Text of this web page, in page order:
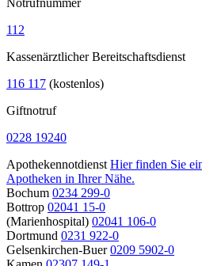
112
Kassenärztlicher Bereitschaftsdienst
116 117 (kostenlos)
Giftnotruf
0228 19240
Apothekennotdienst Hier finden Sie
Apotheken in Ihrer Nähe.
Bochum 0234 299-0
Bottrop 02041 15-0
(Marienhospital) 02041 106-0
Dortmund 0231 922-0
Gelsenkirchen-Buer 0209 5902-0